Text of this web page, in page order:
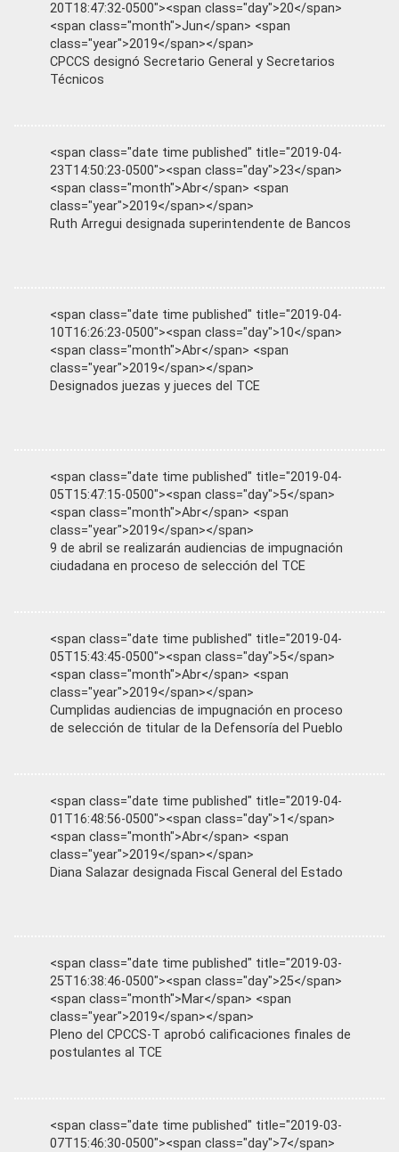
20T18:47:32-0500"><span class="day">20</span>
<span class="month">Jun</span> <span
class="year">2019</span></span>
CPCCS designó Secretario General y Secretarios
Técnicos
<span class="date time published" title="2019-04-
23T14:50:23-0500"><span class="day">23</span>
<span class="month">Abr</span> <span
class="year">2019</span></span>
Ruth Arregui designada superintendente de Bancos
<span class="date time published" title="2019-04-
10T16:26:23-0500"><span class="day">10</span>
<span class="month">Abr</span> <span
class="year">2019</span></span>
Designados juezas y jueces del TCE
<span class="date time published" title="2019-04-
05T15:47:15-0500"><span class="day">5</span>
<span class="month">Abr</span> <span
class="year">2019</span></span>
9 de abril se realizarán audiencias de impugnación
ciudadana en proceso de selección del TCE
<span class="date time published" title="2019-04-
05T15:43:45-0500"><span class="day">5</span>
<span class="month">Abr</span> <span
class="year">2019</span></span>
Cumplidas audiencias de impugnación en proceso
de selección de titular de la Defensoría del Pueblo
<span class="date time published" title="2019-04-
01T16:48:56-0500"><span class="day">1</span>
<span class="month">Abr</span> <span
class="year">2019</span></span>
Diana Salazar designada Fiscal General del Estado
<span class="date time published" title="2019-03-
25T16:38:46-0500"><span class="day">25</span>
<span class="month">Mar</span> <span
class="year">2019</span></span>
Pleno del CPCCS-T aprobó calificaciones finales de
postulantes al TCE
<span class="date time published" title="2019-03-
07T15:46:30-0500"><span class="day">7</span>